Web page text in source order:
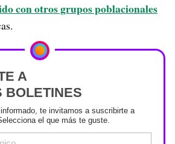
con otros grupos poblacionales
A
BOLETINES
te invitamos a suscribirte a
el que más te guste.